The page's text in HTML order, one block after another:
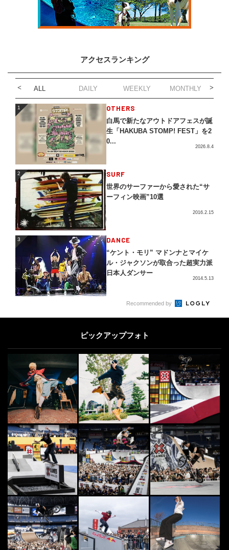
アクセスランキング
ALL DAILY WEEKLY MONTHLY
1 OTHERS
白馬で新たなアウトドアフェスが誕
生「HAKUBA STOMP! FEST」を2
0...
2026.8.4
2 SURF
世界のサーファーから愛された“サ
ーフィン映画”10選
2016.2.15
3 DANCE
“ケント・モリ” マドンナとマイケ
ル・ジャクソンが取合った超実力派
日本人ダンサー
2014.5.13
JPSAロングボードツアー開幕戦
田岡なつみが好発...
SKATE
「絵は出来上がってしまったら寂し
い」ナチュラル SKATER ARTIST
YO...
6 SKATE
“ウィリアム・スペンサー”Skate Ni
njaの絶対マネできない神業！
2014.8.19
7
この夏の主役に相応しいGRAND P
RIXの称号を。DOUBLE DUTCH
G...
2026.8.8
5
6
Recommended by
ピックアップフォト